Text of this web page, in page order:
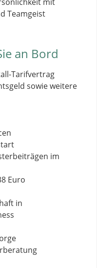
Teamgeist
an Bord
Tarifvertrag
sowie weitere
im
Euro
in